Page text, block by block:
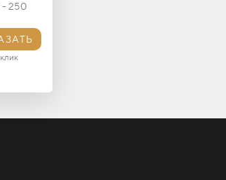
- 250
клик